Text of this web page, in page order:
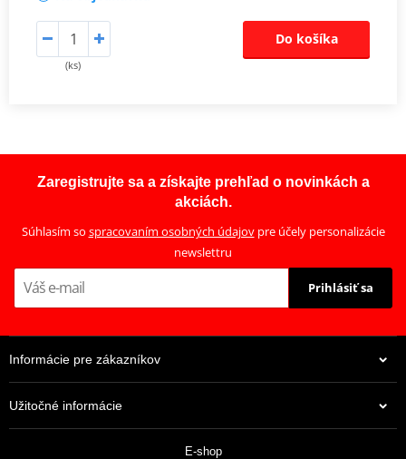
(ks)
Do košíka
Zaregistrujte sa a získajte prehľad o novinkách a
akciách.
Súhlasím so spracovaním osobných údajovpre účely personalizácie
newslettru
Prihlásiť sa
Informácie pre zákazníkov
Užitočné informácie
E-shop